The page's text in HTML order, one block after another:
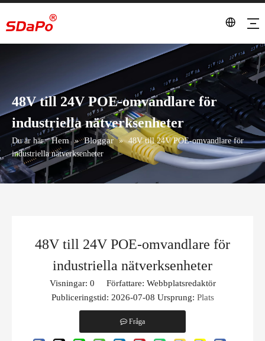
48V till 24V POE-omvandlare för
industriella nätverksenheter
Du är här: Hem » Bloggar » 48V till 24V POE-omvandlare för
industriella nätverksenheter
48V till 24V POE-omvandlare för
industriella nätverksenheter
Visningar: 0 Författare: Webbplatsredaktör
Publiceringstid: 2026-07-08 Ursprung: Plats
Fråga